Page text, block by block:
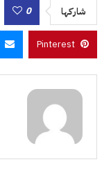
شاركها 0
Pinterest